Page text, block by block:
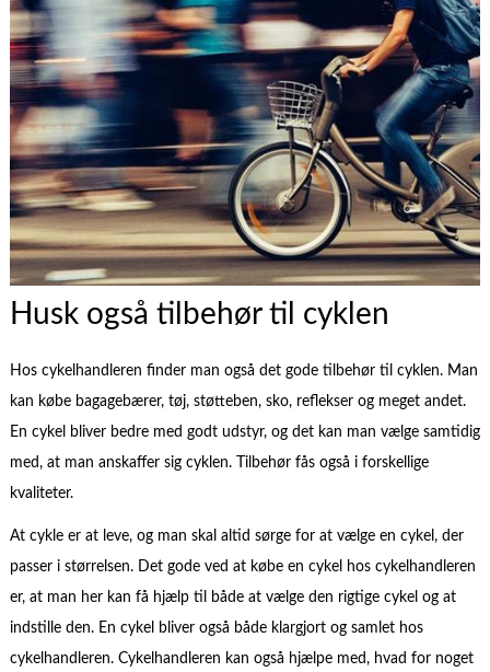
Husk også tilbehør til cyklen
Hos cykelhandleren finder man også det gode tilbehør til cyklen. Man
kan købe bagagebærer, tøj, støtteben, sko, reflekser og meget andet.
En cykel bliver bedre med godt udstyr, og det kan man vælge samtidig
med, at man anskaffer sig cyklen. Tilbehør fås også i forskellige
kvaliteter.
At cykle er at leve, og man skal altid sørge for at vælge en cykel, der
passer i størrelsen. Det gode ved at købe en cykel hos cykelhandleren
er, at man her kan få hjælp til både at vælge den rigtige cykel og at
indstille den. En cykel bliver også både klargjort og samlet hos
cykelhandleren. Cykelhandleren kan også hjælpe med, hvad for noget